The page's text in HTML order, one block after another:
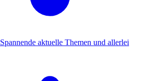
Spannende aktuelle Themen und allerlei